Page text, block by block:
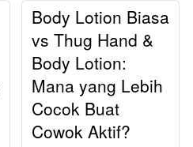
Body Lotion Biasa
vs Thug Hand &
Body Lotion:
Mana yang Lebih
Cocok Buat
Cowok Aktif?